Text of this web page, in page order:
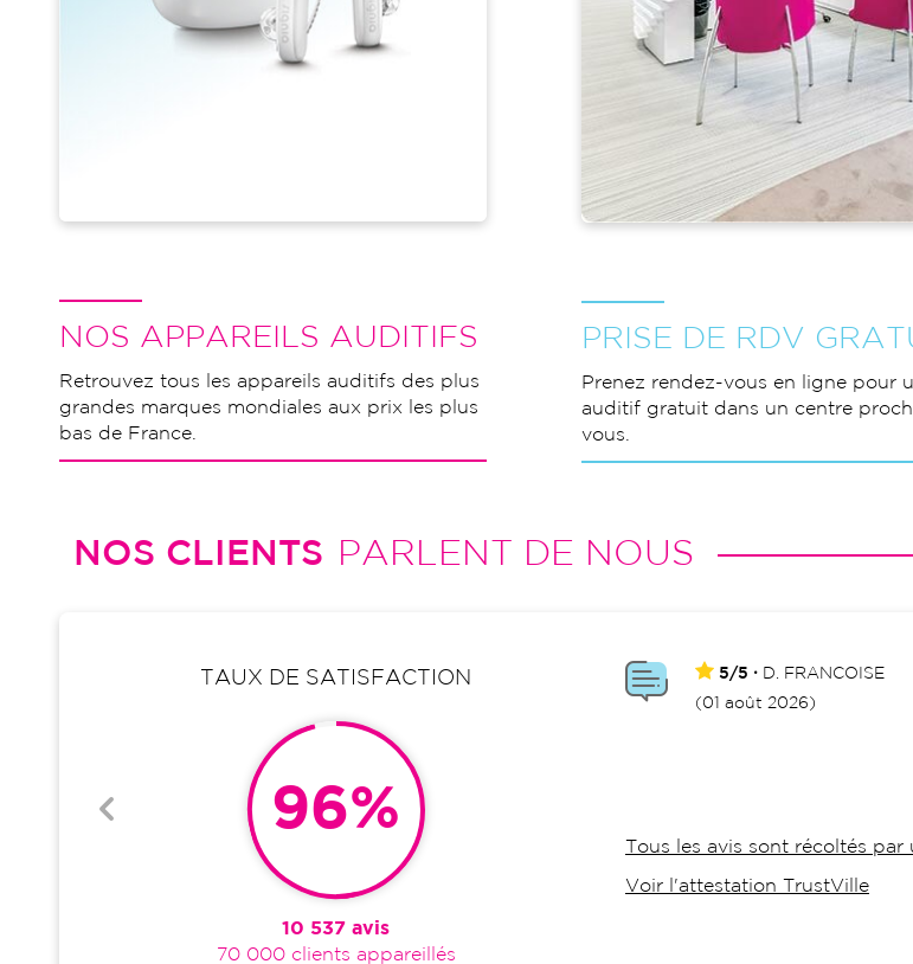
NOS APPAREILS AUDITIFS
Retrouvez tous les appareils auditifs des plus
grandes marques mondiales aux prix les plus
bas de France.
PRISE DE RDV
Prenez rendez-vous en ligne pour
auditif gratuit dans un centre
vous.
NOS CLIENTS PARLENT DE NOUS
TAUX DE SATISFACTION
96%
10 537 avis
70 000 clients appareillés
4.5/5 B. JACQUES 5/5 D. FRANCOISE
(01 août 2026)
Tous les avis sont récoltés
Voir l'attestation TrustVille